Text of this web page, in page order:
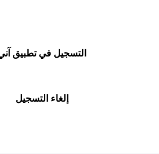
التسجيل في تطبيق
إلغاء التسجيل